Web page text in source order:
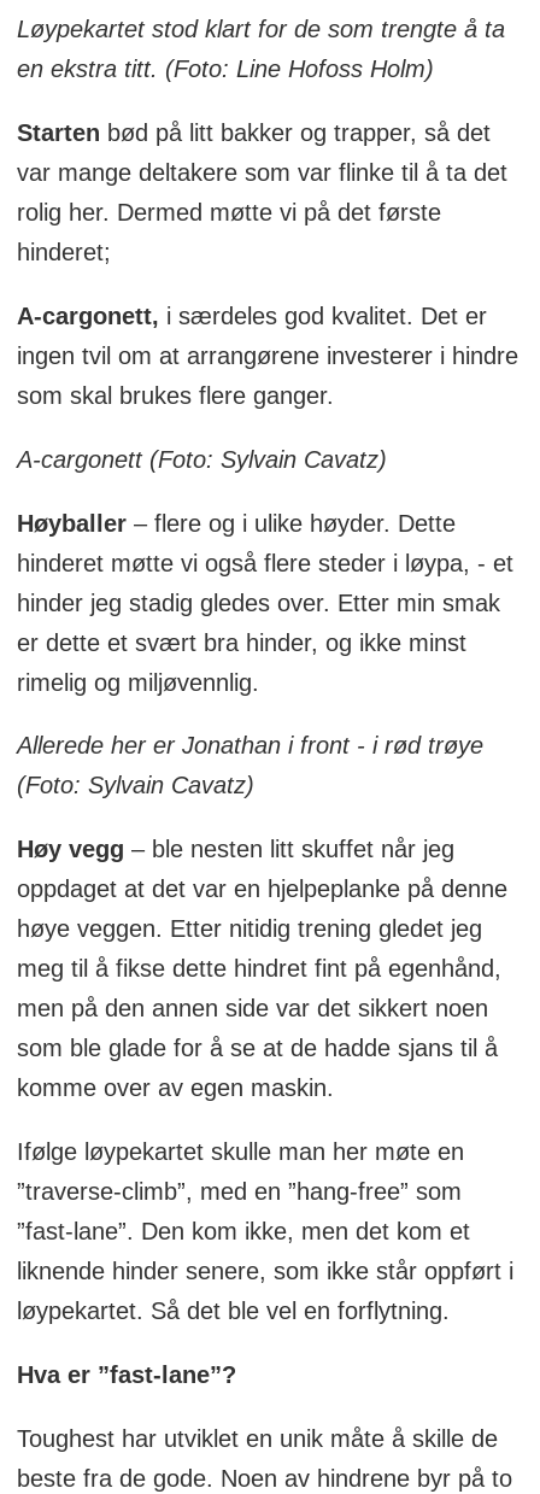
Løypekartet stod klart for de som trengte å ta
en ekstra titt. (Foto: Line Hofoss Holm)
Starten bød på litt bakker og trapper, så det
var mange deltakere som var flinke til å ta det
rolig her. Dermed møtte vi på det første
hinderet;
A-cargonett, i særdeles god kvalitet. Det er
ingen tvil om at arrangørene investerer i hindre
som skal brukes flere ganger.
A-cargonett (Foto: Sylvain Cavatz)
Høyballer– flere og i ulike høyder. Dette
hinderet møtte vi også flere steder i løypa, - et
hinder jeg stadig gledes over. Etter min smak
er dette et svært bra hinder, og ikke minst
rimelig og miljøvennlig.
Allerede her er Jonathan i front - i rød trøye
(Foto: Sylvain Cavatz)
Høy vegg – ble nesten litt skuffet når jeg
oppdaget at det var en hjelpeplanke på denne
høye veggen. Etter nitidig trening gledet jeg
meg til å fikse dette hindret fint på egenhånd,
men på den annen side var det sikkert noen
som ble glade for å se at de hadde sjans til å
komme over av egen maskin.
Ifølge løypekartet skulle man her møte en
”traverse-climb”, med en ”hang-free” som
”fast-lane”. Den kom ikke, men det kom et
liknende hinder senere, som ikke står oppført i
løypekartet. Så det ble vel en forflytning.
Hva er ”fast-lane”?
Toughest har utviklet en unik måte å skille de
beste fra de gode. Noen av hindrene byr på to